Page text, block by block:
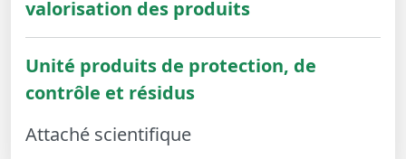
valorisation des produits
Unité produits de protection, de
contrôle et résidus
Attaché scientifique